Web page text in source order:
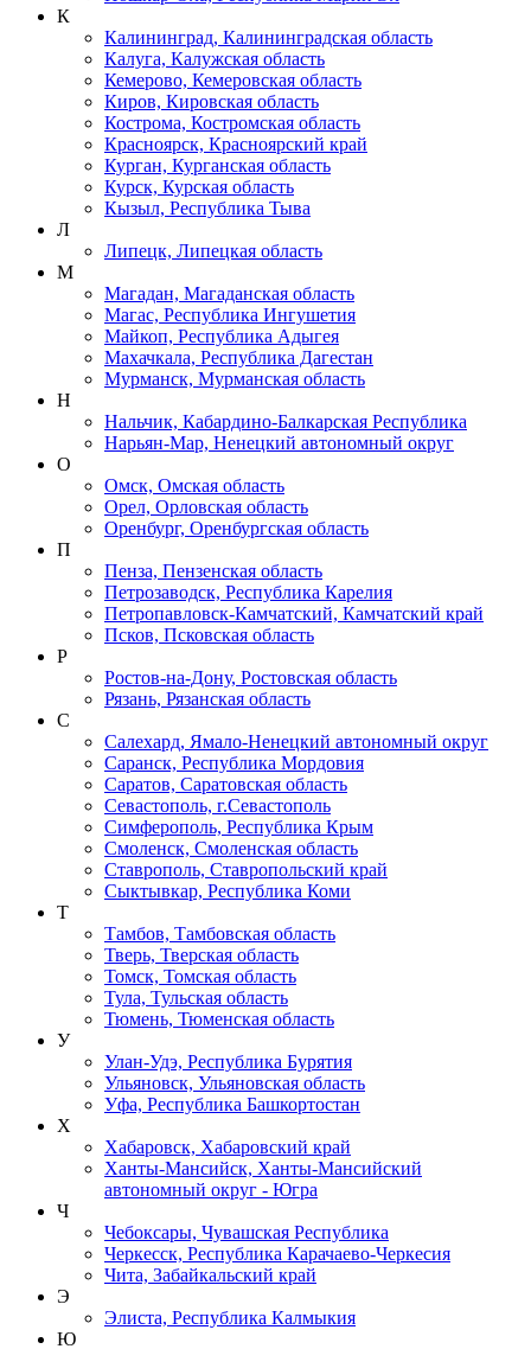
К
Калининград, Калининградская область
Калуга, Калужская область
Кемерово, Кемеровская область
Киров, Кировская область
Кострома, Костромская область
Красноярск, Красноярский край
Курган, Курганская область
Курск, Курская область
Кызыл, Республика Тыва
Л
Липецк, Липецкая область
М
Магадан, Магаданская область
Магас, Республика Ингушетия
Майкоп, Республика Адыгея
Махачкала, Республика Дагестан
Мурманск, Мурманская область
Н
Нальчик, Кабардино-Балкарская Республика
Нарьян-Мар, Ненецкий автономный округ
О
Омск, Омская область
Орел, Орловская область
Оренбург, Оренбургская область
П
Пенза, Пензенская область
Петрозаводск, Республика Карелия
Петропавловск-Камчатский, Камчатский край
Псков, Псковская область
Р
Ростов-на-Дону, Ростовская область
Рязань, Рязанская область
С
Салехард, Ямало-Ненецкий автономный округ
Саранск, Республика Мордовия
Саратов, Саратовская область
Севастополь, г.Севастополь
Симферополь, Республика Крым
Смоленск, Смоленская область
Ставрополь, Ставропольский край
Сыктывкар, Республика Коми
Т
Тамбов, Тамбовская область
Тверь, Тверская область
Томск, Томская область
Тула, Тульская область
Тюмень, Тюменская область
У
Улан-Удэ, Республика Бурятия
Ульяновск, Ульяновская область
Уфа, Республика Башкортостан
Х
Хабаровск, Хабаровский край
Ханты-Мансийск, Ханты-Мансийский
автономный округ - Югра
Ч
Чебоксары, Чувашская Республика
Черкесск, Республика Карачаево-Черкесия
Чита, Забайкальский край
Э
Элиста, Республика Калмыкия
Ю